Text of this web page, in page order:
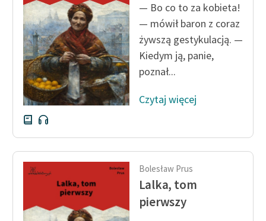
lektur szkolnych oraz
Starego Testamentu
Odkurzamy bohaterów
Szkoła Poezji Wolnych
Lektur
O nas
Kontakt
O projekcie
— Bo co to za kobieta!
— mówił baron z coraz
żywszą gestykulacją. —
Kiedym ją, panie,
poznał...
Czytaj więcej
Bolesław Prus
Lalka, tom
pierwszy